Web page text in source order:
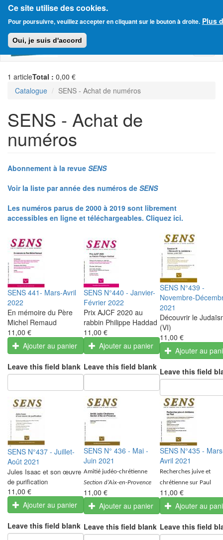
Ce site utilise des cookies.
Pour poursuivre, veuillez accepter en cliquant sur le bouton à droite. Plus
Oui, je suis d'accord
contenu
principal
Amitié Judéo-Chrétienne de France
1 articleTotal : 0,00 €
Catalogue
SENS - Achat de numéros
SENS - Achat de
numéros
Abonnement à la revue SENS
Voir la liste par année des numéros de SENS
Les numéros parus de 2000 à 2019 sont librement
accessibles en ligne et téléchargeables. Cliquez ici.
SENS 441- Mars-Avril
2022
En mémoire du Père
Michel Remaud
11,00 €
Ajouter au panier
Leave this field blank
SENS N°440 - Janvier-
Février 2022
Prix AJCF 2020 au
rabbin Philippe Haddad
11,00 €
Ajouter au panier
Leave this field blank
SENS N°439 -
Novembre-
2021
Découvrir le
(VI)
11,00 €
Ajouter au
Leave this field
SENS N°437 - Juillet-
Août 2021
Jules Isaac et son œuvre
de purification
11,00 €
Ajouter au panier
Leave this field blank
SENS N° 436 - Mai -
Juin 2021
Amitié judéo-chrétienne
Section d’Aix-en-Provence
11,00 €
Ajouter au panier
Leave this field blank
SENS N°435 -
Avril 2021
Recherches juive et
chrétienne sur Paul
11,00 €
Ajouter au
Leave this field